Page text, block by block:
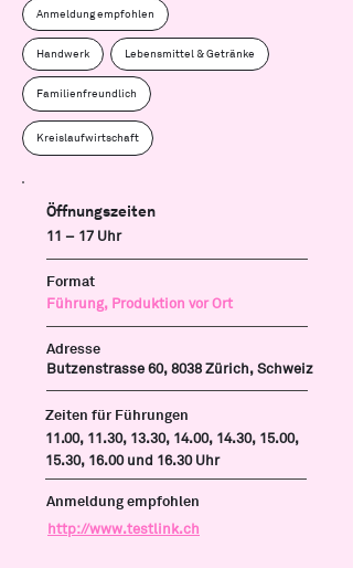
Anmeldung empfohlen
Handwerk Lebensmittel & Getränke
Familienfreundlich
Kreislaufwirtschaft
Öffnungszeiten
11 – 17 Uhr
Format
Führung, Produktion vor Ort
Adresse
Butzenstrasse 60, 8038 Zürich, Schweiz
Zeiten für Führungen
11.00, 11.30, 13.30, 14.00, 14.30, 15.00,
15.30, 16.00 und 16.30 Uhr
Anmeldung empfohlen
http://www.testlink.ch